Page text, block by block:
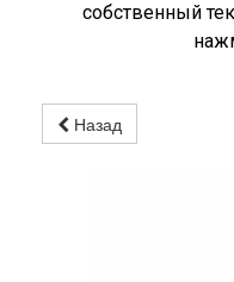
собственный
Назад